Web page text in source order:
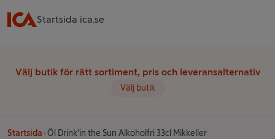
Startsida ica.se
Välj butik för rätt sortiment, pris och leveransalternativ
Välj butik
Startsida Öl Drink'in the Sun Alkoholfri 33cl Mikkeller